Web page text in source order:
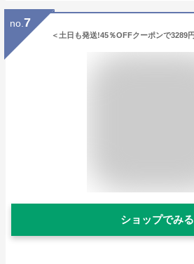
no. 7
ショップでみる